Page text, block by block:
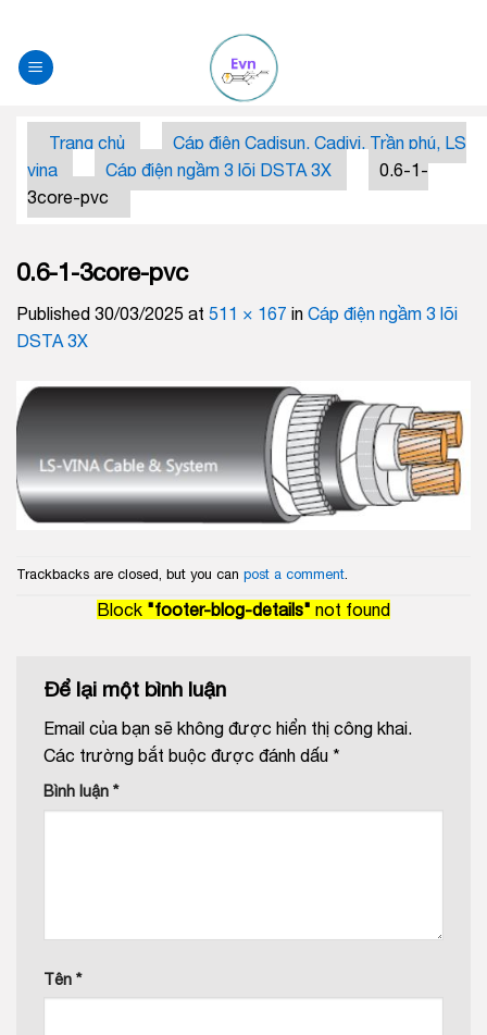
Trang chủ
Cáp điện Cadisun, Cadivi, Trần phú, LS
vina
Cáp điện ngầm 3 lõi DSTA 3X
0.6-1-
3core-pvc
0.6-1-3core-pvc
Published 30/03/2025 at 511 × 167 in Cáp điện ngầm 3 lõi
DSTA 3X
Trackbacks are closed, but you can post a comment.
Block "footer-blog-details" not found
Để lại một bình luận
Email của bạn sẽ không được hiển thị công khai.
Các trường bắt buộc được đánh dấu *
Bình luận *
Tên *